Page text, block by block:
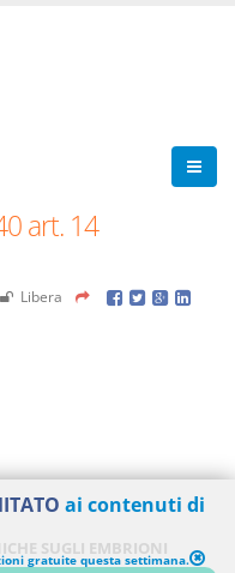
art. 14
Libera
SUGLI EMBRIONI
ai contenuti di
gratuite questa settimana.